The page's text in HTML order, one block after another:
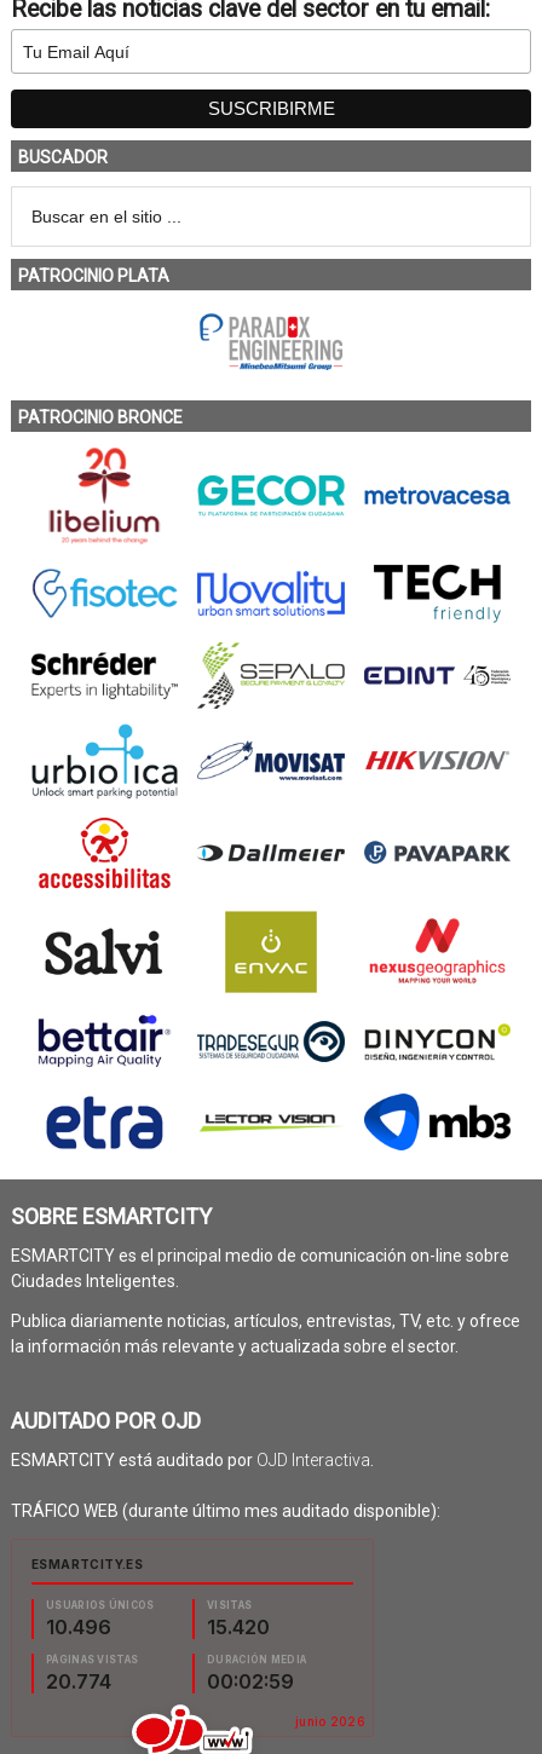
Recibe las noticias clave del sector en tu email:
BUSCADOR
PATROCINIO PLATA
PATROCINIO BRONCE
SOBRE ESMARTCITY
ESMARTCITY es el principal medio de comunicación on-line sobre
Ciudades Inteligentes.
Publica diariamente noticias, artículos, entrevistas, TV, etc. y ofrece
la información más relevante y actualizada sobre el sector.
AUDITADO POR OJD
ESMARTCITY está auditado por OJD Interactiva
TRÁFICO WEB (durante último mes auditado disponible):